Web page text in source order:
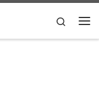
Search